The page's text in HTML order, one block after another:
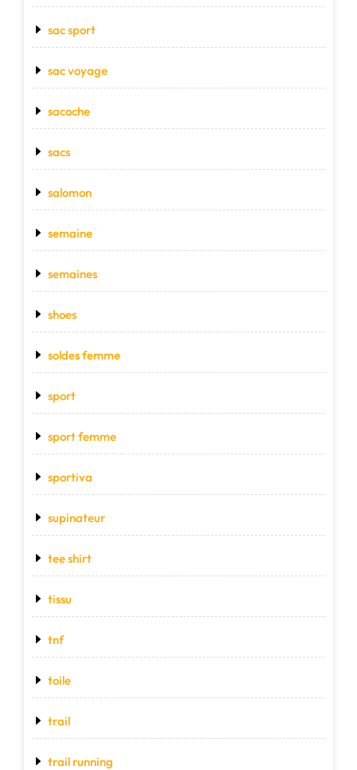
sac sport
sac voyage
sacoche
sacs
salomon
semaine
semaines
shoes
soldes femme
sport
sport femme
sportiva
supinateur
tee shirt
tissu
tnf
toile
trail
trail running